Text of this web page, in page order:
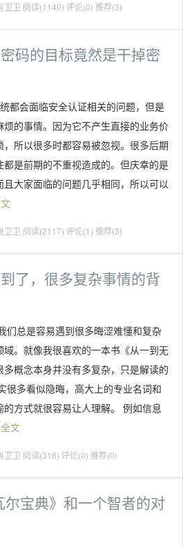
卫卫 阅读(1140) 评论(0) 推荐(3)
码的目标竟然是干掉密
都会面临安全认证相关的问题，但是
的事情。因为它不产生直接的业务价
所以很多时都容易被忽视。很多后期
是前期的不重视造成的。但庆幸的是
大家面临的问题几乎相同，所以可以
卫卫 阅读(2117) 评论(1) 推荐(3)
了，很多复杂事情的背
们总是容易遇到很多晦涩难懂和复杂
。就像我很喜欢的一本书《从一到无
概念本身并没有多复杂，只是解读的
很多看似隐晦，高大上的专业名词和
方式就很容易让人理解。 例如信息
文
卫卫 阅读(318) 评论(0) 推荐(0)
尔宝典》和一个智者的对